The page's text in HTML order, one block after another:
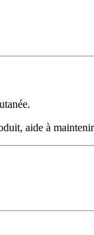
aide à